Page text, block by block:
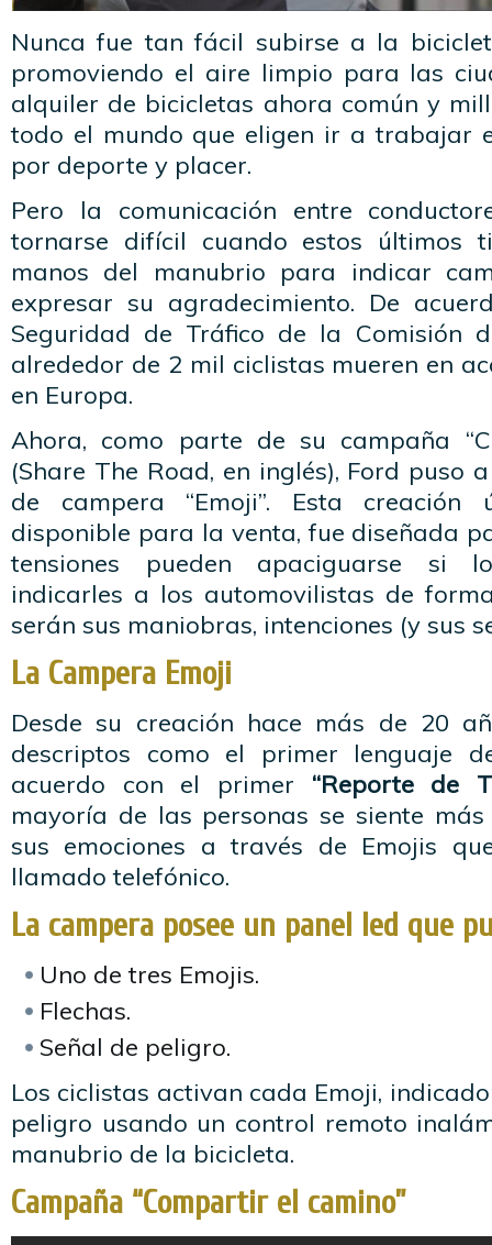
Nunca fue tan fácil subirse a la
promoviendo el aire limpio para las
alquiler de bicicletas ahora común y
todo el mundo que eligen ir a trabajar
por deporte y placer.
Pero la comunicación entre
tornarse difícil cuando estos últimos
manos del manubrio para indicar
expresar su agradecimiento. De
Seguridad de Tráfico de la Comisión
alrededor de 2 mil ciclistas mueren en
en Europa.
Ahora, como parte de su campaña
(Share The Road, en inglés), Ford puso
de campera “Emoji”. Esta
disponible para la venta, fue diseñada
tensiones pueden apaciguarse si
indicarles a los automovilistas de
serán sus maniobras, intenciones (y sus
La Campera Emoji
Desde su creación hace más de 20
descriptos como el primer lenguaje
acuerdo con el primer “Reporte de
mayoría de las personas se siente
sus emociones a través de Emojis
llamado telefónico.
La campera posee un panel led que
Uno de tres Emojis.
Flechas.
Señal de peligro.
Los ciclistas activan cada Emoji,
peligro usando un control remoto
manubrio de la bicicleta.
Campaña “Compartir el camino”